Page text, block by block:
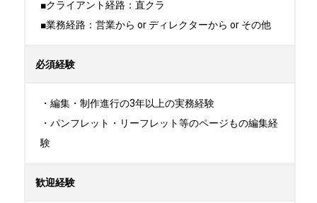
■クライアント経路：直クラ
■業務経路：営業から or ディレクターから or その他
必須経験
・編集・制作進行の3年以上の実務経験
・パンフレット・リーフレット等のページもの編集経
験
歓迎経験